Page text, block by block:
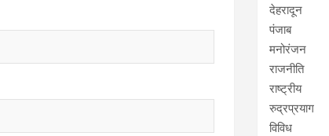
देहरादून
पंजाब
मनोरंजन
राजनीति
राष्ट्रीय
रुद्रप्रयाग
विविध